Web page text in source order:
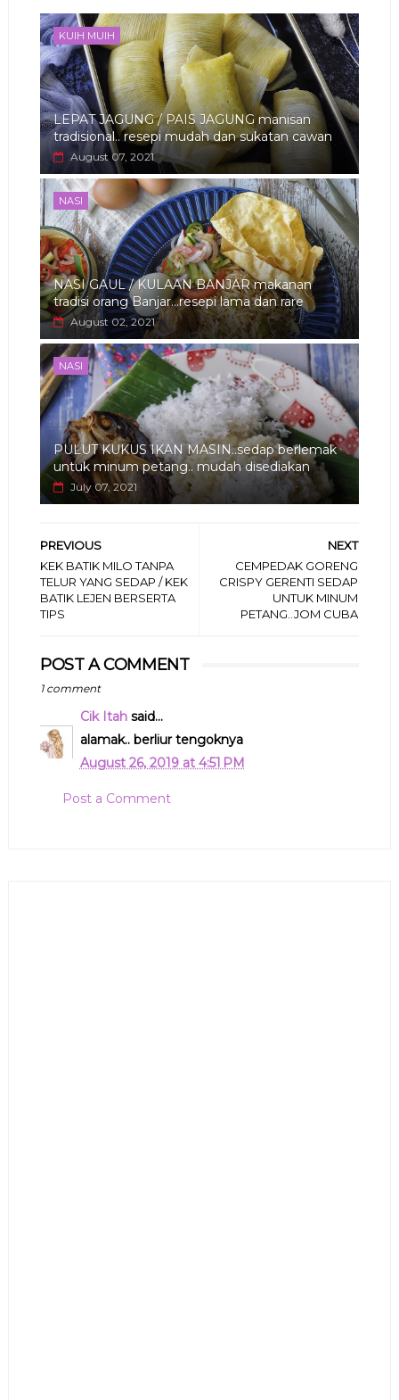
KUIH MUIH
LEPAT JAGUNG / PAIS JAGUNG manisan
tradisional.. resepi mudah dan sukatan cawan
August 07, 2021
NASI
NASI GAUL / KULAAN BANJAR makanan
tradisi orang Banjar...resepi lama dan rare
August 02, 2021
NASI
PULUT KUKUS IKAN MASIN..sedap berlemak
untuk minum petang.. mudah disediakan
July 07, 2021
NEXT
CEMPEDAK GORENG
CRISPY GERENTI SEDAP
UNTUK MINUM
PETANG..JOM CUBA
PREVIOUS
KEK BATIK MILO TANPA
TELUR YANG SEDAP / KEK
BATIK LEJEN BERSERTA
TIPS
POST A COMMENT
1 comment
Cik Itahsaid...
alamak.. berliur tengoknya
August 26, 2019 at 4:51 PM
Post a Comment